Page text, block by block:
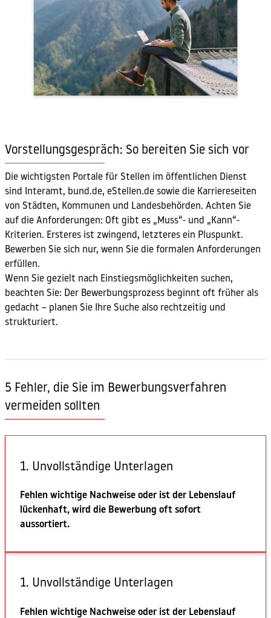
Vorstellungsgespräch: So bereiten Sie sich vor
Die wichtigsten Portale für Stellen im öffentlichen Dienst
sind Interamt, bund.de, eStellen.de sowie die Karriereseiten
von Städten, Kommunen und Landesbehörden. Achten Sie
auf die Anforderungen: Oft gibt es „Muss“- und „Kann“-
Kriterien. Ersteres ist zwingend, letzteres ein Pluspunkt.
Bewerben Sie sich nur, wenn Sie die formalen Anforderungen
erfüllen.
Wenn Sie gezielt nach Einstiegsmöglichkeiten suchen,
beachten Sie: Der Bewerbungsprozess beginnt oft früher als
gedacht – planen Sie Ihre Suche also rechtzeitig und
strukturiert.
5 Fehler, die Sie im Bewerbungsverfahren
vermeiden sollten
1. Unvollständige Unterlagen
Fehlen wichtige Nachweise oder ist der Lebenslauf
lückenhaft, wird die Bewerbung oft sofort
aussortiert.
1. Unvollständige Unterlagen
Fehlen wichtige Nachweise oder ist der Lebenslauf